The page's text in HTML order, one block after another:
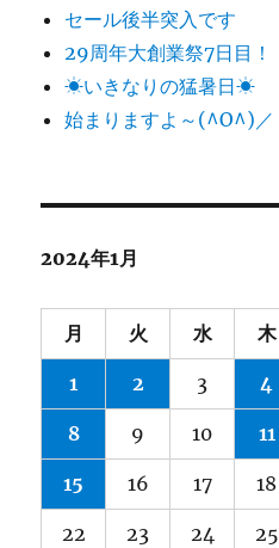
セール後半突入です
29周年大創業祭7日目！
☀いきなりの猛暑日☀
始まりますよ～(^O^)／
2024年1月
月 火 水 木
1 2 3 4
8 9 10 11
15 16 17 18
22 23 24 25